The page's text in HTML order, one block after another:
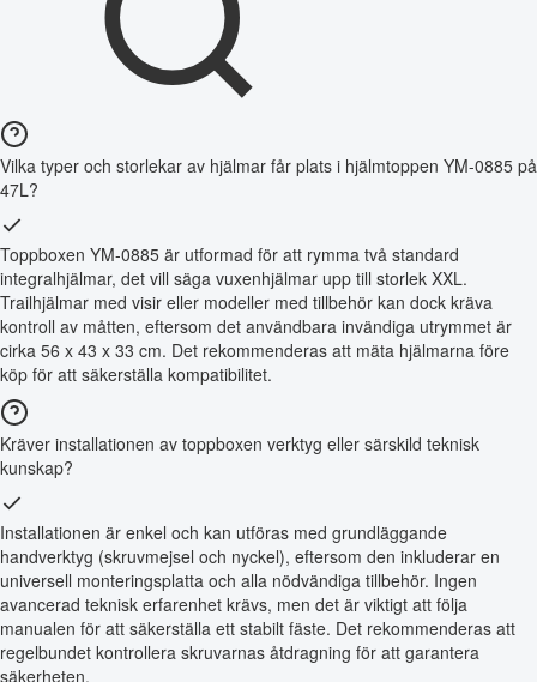
Vilka typer och storlekar av hjälmar får plats i hjälmtoppen YM-0885 på
47L?
Toppboxen YM-0885 är utformad för att rymma två standard
integralhjälmar, det vill säga vuxenhjälmar upp till storlek XXL.
Trailhjälmar med visir eller modeller med tillbehör kan dock kräva
kontroll av måtten, eftersom det användbara invändiga utrymmet är
cirka 56 x 43 x 33 cm. Det rekommenderas att mäta hjälmarna före
köp för att säkerställa kompatibilitet.
Kräver installationen av toppboxen verktyg eller särskild teknisk
kunskap?
Installationen är enkel och kan utföras med grundläggande
handverktyg (skruvmejsel och nyckel), eftersom den inkluderar en
universell monteringsplatta och alla nödvändiga tillbehör. Ingen
avancerad teknisk erfarenhet krävs, men det är viktigt att följa
manualen för att säkerställa ett stabilt fäste. Det rekommenderas att
regelbundet kontrollera skruvarnas åtdragning för att garantera
säkerheten.